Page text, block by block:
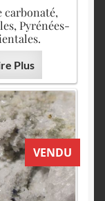
carbonaté,
Pyrénées-
Plus
VENDU